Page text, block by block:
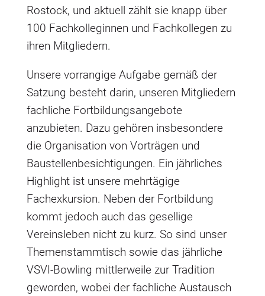
Rostock, und aktuell zählt sie knapp über
100 Fachkolleginnen und Fachkollegen zu
ihren Mitgliedern.
Unsere vorrangige Aufgabe gemäß der
Satzung besteht darin, unseren Mitgliedern
fachliche Fortbildungsangebote
anzubieten. Dazu gehören insbesondere
die Organisation von Vorträgen und
Baustellenbesichtigungen. Ein jährliches
Highlight ist unsere mehrtägige
Fachexkursion. Neben der Fortbildung
kommt jedoch auch das gesellige
Vereinsleben nicht zu kurz. So sind unser
Themenstammtisch sowie das jährliche
VSVI-Bowling mittlerweile zur Tradition
geworden, wobei der fachliche Austausch